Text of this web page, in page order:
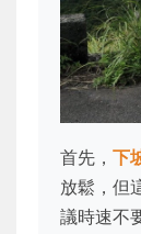
首先， 下
放鬆，但
議時速不